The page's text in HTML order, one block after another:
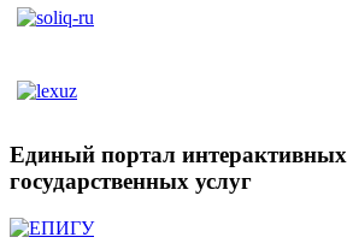
Единый портал интерактивных
государственных услуг